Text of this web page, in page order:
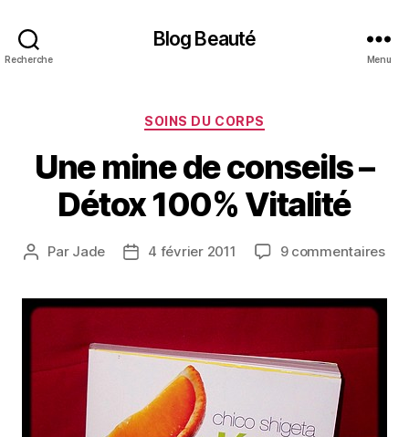
Recherche
Blog Beauté
Menu
Catégories
SOINS DU CORPS
Une mine de conseils –
Détox 100% Vitalité
Auteur
Par Jade
Date4 février 2011 9 commentairessur